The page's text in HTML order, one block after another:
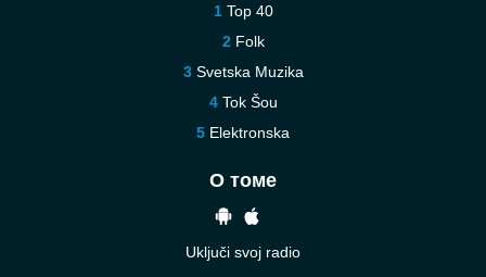
Top 40
Folk
Svetska Muzika
Tok Šou
Elektronska
О томе
Uključi svoj radio